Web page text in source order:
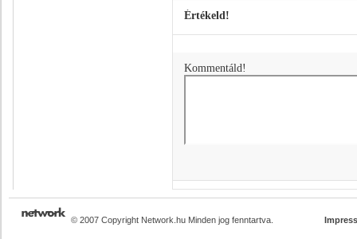
Értékeld!
Kommentáld!
© 2007 Copyright Network.hu Minden jog fenntartva.